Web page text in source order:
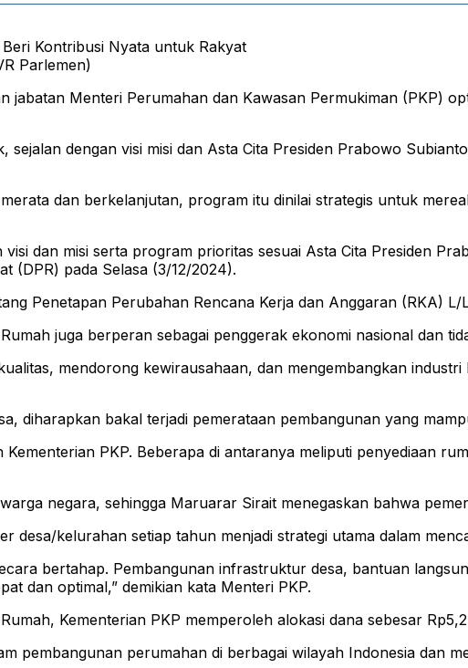
Parlemen)
jabatan Menteri Perumahan dan Kawasan Permukiman (PKP)
sejalan dengan visi misi dan Asta Cita Presiden Prabowo
dan berkelanjutan, program itu dinilai strategis untuk
dan misi serta program prioritas sesuai Asta Cita Presiden
(DPR) pada Selasa (3/12/2024).
Penetapan Perubahan Rencana Kerja dan Anggaran (RKA) L/
juga berperan sebagai penggerak ekonomi nasional dan
mendorong kewirausahaan, dan mengembangkan
diharapkan bakal terjadi pemerataan pembangunan yang
PKP. Beberapa di antaranya meliputi penyediaan
negara, sehingga Maruarar Sirait menegaskan bahwa
desa/kelurahan setiap tahun menjadi strategi utama dalam
bertahap. Pembangunan infrastruktur desa, bantuan
dan optimal,” demikian kata Menteri PKP.
Kementerian PKP memperoleh alokasi dana sebesar
pembangunan perumahan di berbagai wilayah Indonesia dan